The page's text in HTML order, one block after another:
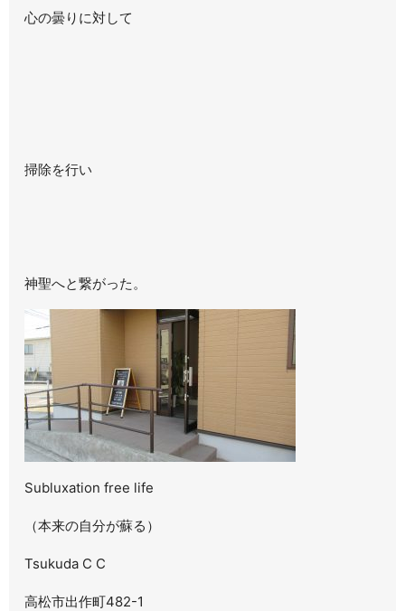
心の曇りに対して
掃除を行い
神聖へと繋がった。
Subluxation free life
（本来の自分が蘇る）
Tsukuda C C
高松市出作町482-1